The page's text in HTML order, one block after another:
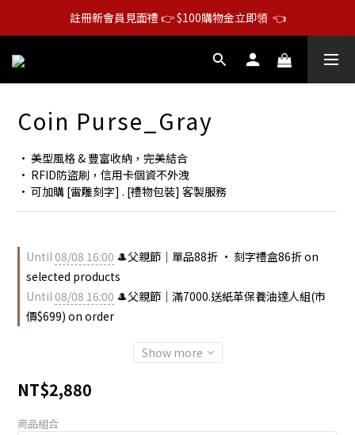
註冊新會員見面禮 👉 $100購物金立即領  👈
Coin Purse_Gray
• 美型風格 & 豐富收納，完美結合
• RFID防盜刷，信用卡個資不外洩
• 可加購 [雷雕刻字] . [禮物包裝] 客製服務
Until08/08 16:00 🎩父親節｜單品88折 • 刻字禮盒86折 on
selected products
Until08/08 16:00 🎩父親節｜滿7000.送紙革保養油達人組(市
價$699) on order
Show more
NT$2,880
商品組合